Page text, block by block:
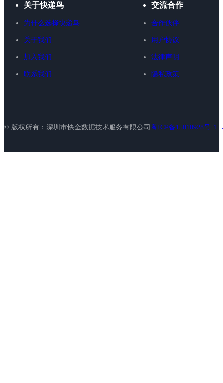
关于快递鸟
为什么选择快递鸟
关于我们
加入我们
联系我们
交流合作
合作伙伴
用户协议
法律声明
隐私政策
© 版权所有：深圳市快金数据技术服务有限公司 粤ICP备15010928号-1